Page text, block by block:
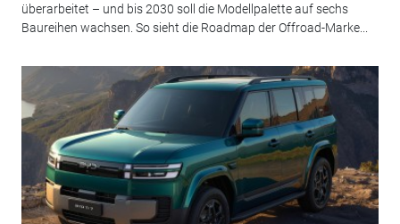
überarbeitet – und bis 2030 soll die Modellpalette auf sechs
Baureihen wachsen. So sieht die Roadmap der Offroad-Marke...